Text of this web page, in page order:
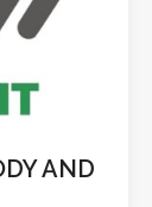
AND